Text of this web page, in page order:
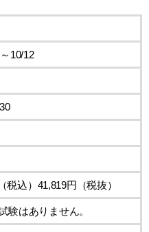
10/12
税込）41,819円（税抜）
験はありません。